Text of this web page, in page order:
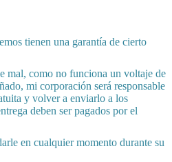
tienen una garantía de cierto
mal, como no funciona un voltaje de
mi corporación será responsable
y volver a enviarlo a los
deben ser pagados por el
en cualquier momento durante su